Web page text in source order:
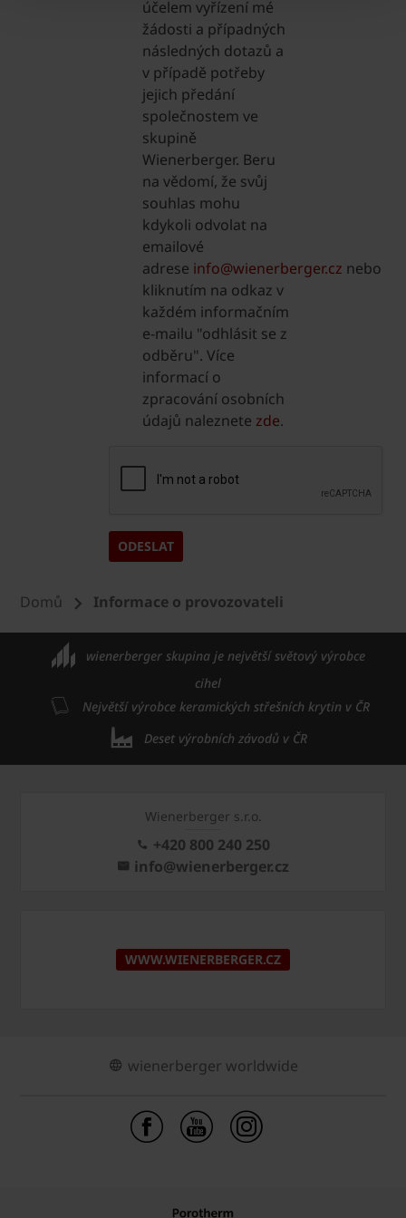
účelem vyřízení mé
žádosti a případných
následných dotazů a
v případě potřeby
jejich předání
společnostem ve
skupině
Wienerberger. Beru
na vědomí, že svůj
souhlas mohu
kdykoli odvolat na
emailové
adrese info@wienerberger.cz nebo
kliknutím na odkaz v
každém informačním
e-mailu "odhlásit se z
odběru". Více
informací o
zpracování osobních
údajů naleznete zde.
Domů Informace o provozovateli
wienerberger skupina je největší světový výrobce
cihel
Největší výrobce keramických střešních krytin v ČR
Deset výrobních závodů v ČR
Wienerberger s.r.o.
+420 800 240 250
info@wienerberger.cz
WWW.WIENERBERGER.CZ
wienerberger worldwide